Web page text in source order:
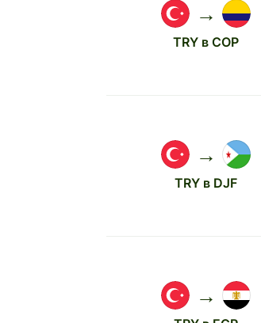
→
TRY в COP
→
TRY в DJF
→